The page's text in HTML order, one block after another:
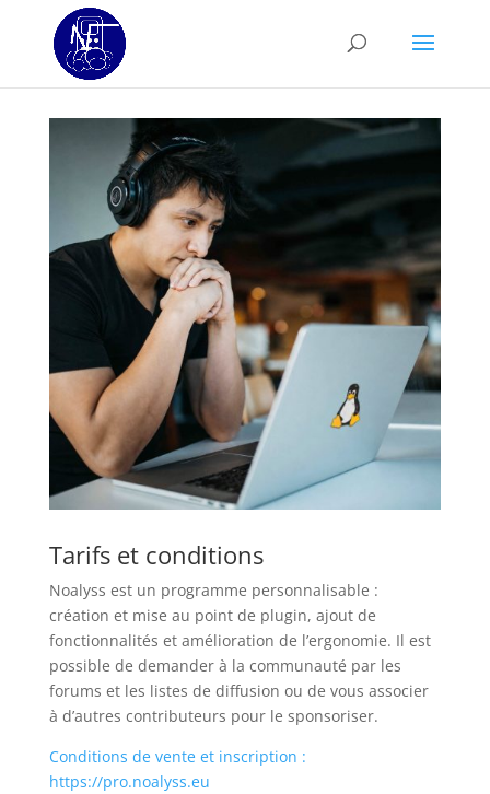
Tarifs et conditions
Noalyss est un programme personnalisable :
création et mise au point de plugin, ajout de
fonctionnalités et amélioration de l’ergonomie. Il est
possible de demander à la communauté par les
forums et les listes de diffusion ou de vous associer
à d’autres contributeurs pour le sponsoriser.
Conditions de vente et inscription :
https://pro.noalyss.eu